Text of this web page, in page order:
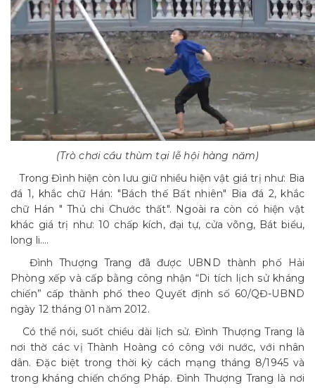
(Trò chơi cầu thùm tại lễ hội hàng năm)
Trong Đình hiện còn lưu giữ nhiều hiện vật giá trị như: Bia
đá 1, khắc chữ Hán: "Bách thế Bất nhiên" Bia đá 2, khắc
chữ Hán " Thủ chi Chước thất". Ngoài ra còn có hiện vật
khác giá trị như: 10 chấp kích, đại tự, cửa võng, Bát biểu,
long li….
Đình Thượng Trang đã được UBND thành phố Hải
Phòng xếp và cấp bằng công nhận “Di tích lịch sử kháng
chiến” cấp thành phố theo Quyết định số 60/QĐ-UBND
ngày 12 tháng 01 năm 2012.
Có thể nói, suốt chiều dài lịch sử. Đình Thượng Trang là
nơi thờ các vị Thành Hoàng có công với nước, với nhân
dân. Đặc biệt trong thời kỳ cách mạng tháng 8/1945 và
trong kháng chiến chống Pháp. Đình Thượng Trang là nơi